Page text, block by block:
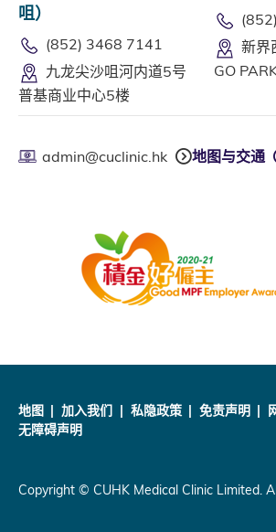
咀）
(852) 3468 7141
九龙尖沙咀河内道5号
普基商业中心5楼
新界
GO
admin@cuclinic.hk 地图与交通
地图 加入我们 私隐政策 免责声明
无障碍声明
Copyright © CUHK Medical Clinic Limited.